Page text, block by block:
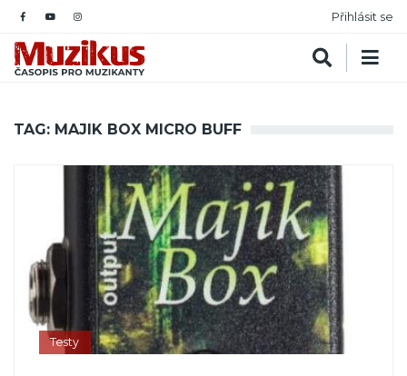
Přihlásit se
TAG: MAJIK BOX MICRO BUFF
Testy